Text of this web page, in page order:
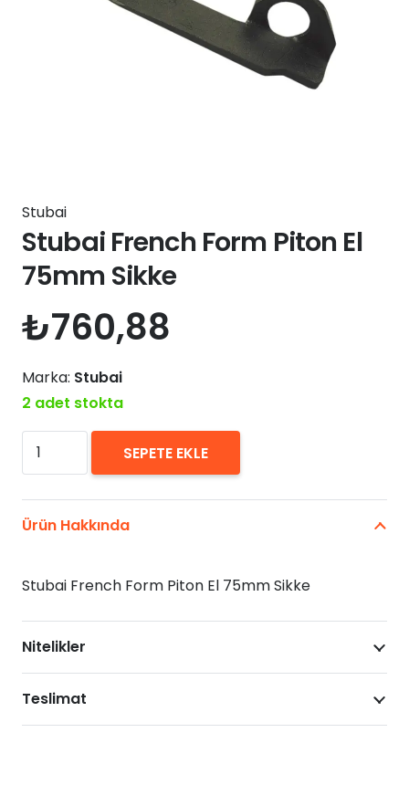
Stubai
Stubai French Form Piton El
75mm Sikke
₺760,88
Marka: Stubai
2 adet stokta
Stubai
French
Piton
Sikke
adet
SEPETE EKLE
Ürün Hakkında
Stubai French Form Piton El 75mm Sikke
Nitelikler
Teslimat